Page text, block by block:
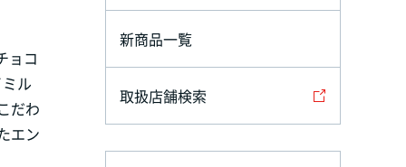
ョコ
ル
だわ
エン
新商品一覧
取扱店舗検索